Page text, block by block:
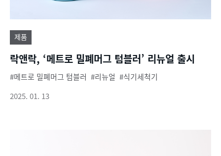
제품
락앤락, ‘메트로 밀폐머그 텀블러’ 리뉴얼 출시
메트로 밀폐머그 텀블러 리뉴얼
식기세척기
2025. 01. 13